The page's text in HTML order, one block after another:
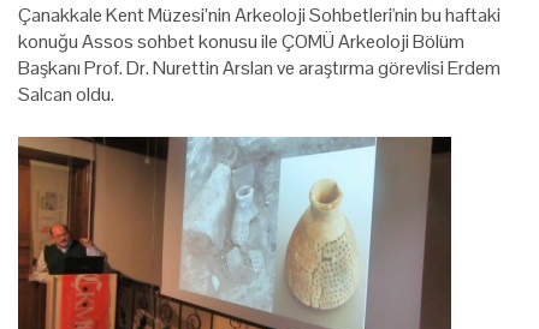
Çanakkale Kent Müzesi’nin Arkeoloji Sohbetleri'nin bu haftaki
konuğu Assos sohbet konusu ile ÇOMÜ Arkeoloji Bölüm
Başkanı Prof. Dr. Nurettin Arslan ve araştırma görevlisi Erdem
Salcan oldu.